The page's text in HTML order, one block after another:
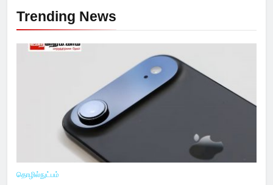
Trending News
தொழில்நுட்பம்